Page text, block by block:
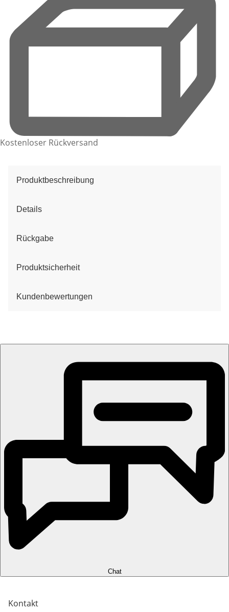
Kostenloser Rückversand
Produktbeschreibung
Details
Rückgabe
Produktsicherheit
Kundenbewertungen
Chat
Kontakt